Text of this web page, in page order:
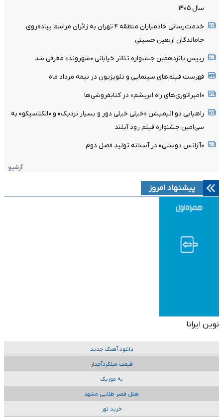
سال ۱۴۰۵
خدمت‌رسانی خادمیاران منطقه ۴ تهران به زائران مراسم پیاده‌روی
جاماندگان اربعین حسینی
رییس پانزدهمین جشنواره تئاتر خیابانی «شهروند» معرفی شد
فهرست فیلم‌های سینمایی و تلویزیون در نیمه مرداد ماه
«امپراتوری‌های راه ابریشم» در کتابفروشی‌ها
راهیابی دو انیمیشن «خیلی خیلی دور و بسیار نزدیک» و «الکلاسیکو» به
سی‌امین جشنواره فیلم رود آیلند
«آژانس دوستی» در آستانه تولید فصل دوم
آرشیو
پیشنهاد امروز
نوین ایرانا
دانلود آهنگ جدید
قیمت میلگردآجدار
به موزیک
هتل قصر طلایی مشهد
خرید تور